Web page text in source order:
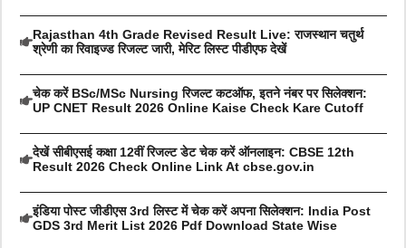
Rajasthan 4th Grade Revised Result Live: राजस्थान चतुर्थ
श्रेणी का रिवाइज्ड रिजल्ट जारी, मेरिट लिस्ट पीडीएफ देखें
चेक करें BSc/MSc Nursing रिजल्ट कटऑफ, इतने नंबर पर सिलेक्शन:
UP CNET Result 2026 Online Kaise Check Kare Cutoff
देखें सीबीएसई कक्षा 12वीं रिजल्ट डेट चेक करें ऑनलाइन: CBSE 12th
Result 2026 Check Online Link At cbse.gov.in
इंडिया पोस्ट जीडीएस 3rd लिस्ट में चेक करें अपना सिलेक्शन: India Post
GDS 3rd Merit List 2026 Pdf Download State Wise